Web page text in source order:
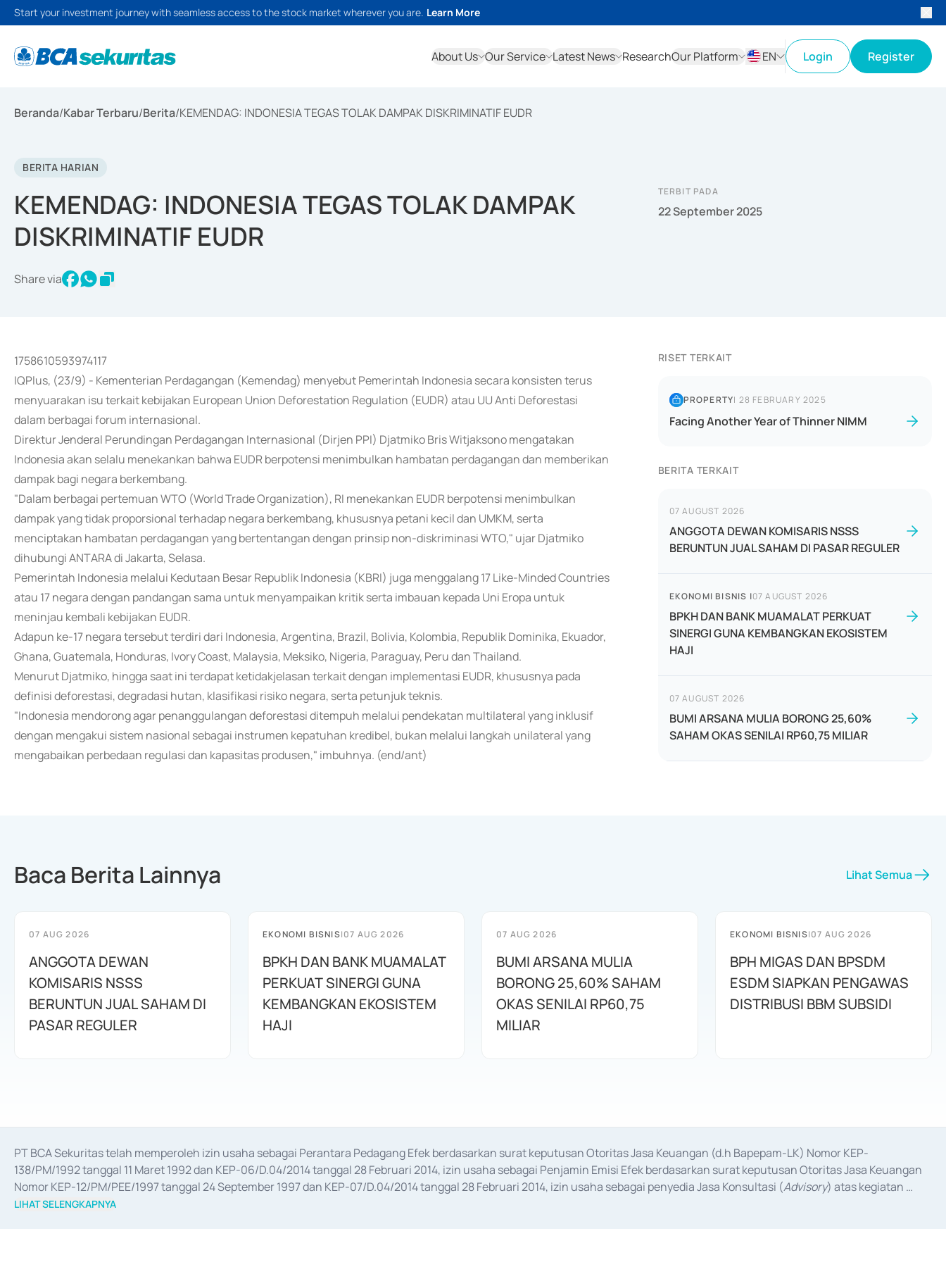
Start your investment journey with seamless access to the stock market wherever you are. Learn More
About Us Our Service Latest News ResearchOur Platform
EN
Login Register
Beranda/Kabar Terbaru/Berita/KEMENDAG: INDONESIA TEGAS TOLAK DAMPAK DISKRIMINATIF EUDR
BERITA HARIAN
KEMENDAG: INDONESIA TEGAS TOLAK DAMPAK
DISKRIMINATIF EUDR
Share via
TERBIT PADA
22 September 2025
1758610593974117
IQPlus, (23/9) - Kementerian Perdagangan (Kemendag) menyebut Pemerintah Indonesia secara konsisten terus
menyuarakan isu terkait kebijakan European Union Deforestation Regulation (EUDR) atau UU Anti Deforestasi
dalam berbagai forum internasional.
Direktur Jenderal Perundingan Perdagangan Internasional (Dirjen PPI) Djatmiko Bris Witjaksono mengatakan
Indonesia akan selalu menekankan bahwa EUDR berpotensi menimbulkan hambatan perdagangan dan memberikan
dampak bagi negara berkembang.
"Dalam berbagai pertemuan WTO (World Trade Organization), RI menekankan EUDR berpotensi menimbulkan
dampak yang tidak proporsional terhadap negara berkembang, khususnya petani kecil dan UMKM, serta
menciptakan hambatan perdagangan yang bertentangan dengan prinsip non-diskriminasi WTO," ujar Djatmiko
dihubungi ANTARA di Jakarta, Selasa.
Pemerintah Indonesia melalui Kedutaan Besar Republik Indonesia (KBRI) juga menggalang 17 Like-Minded Countries
atau 17 negara dengan pandangan sama untuk menyampaikan kritik serta imbauan kepada Uni Eropa untuk
meninjau kembali kebijakan EUDR.
Adapun ke-17 negara tersebut terdiri dari Indonesia, Argentina, Brazil, Bolivia, Kolombia, Republik Dominika, Ekuador,
Ghana, Guatemala, Honduras, Ivory Coast, Malaysia, Meksiko, Nigeria, Paraguay, Peru dan Thailand.
Menurut Djatmiko, hingga saat ini terdapat ketidakjelasan terkait dengan implementasi EUDR, khususnya pada
definisi deforestasi, degradasi hutan, klasifikasi risiko negara, serta petunjuk teknis.
"Indonesia mendorong agar penanggulangan deforestasi ditempuh melalui pendekatan multilateral yang inklusif
dengan mengakui sistem nasional sebagai instrumen kepatuhan kredibel, bukan melalui langkah unilateral yang
mengabaikan perbedaan regulasi dan kapasitas produsen," imbuhnya. (end/ant)
RISET TERKAIT
PROPERTY| 28 FEBRUARY 2025
Facing Another Year of Thinner NIMM
BERITA TERKAIT
07 AUGUST 2026
ANGGOTA DEWAN KOMISARIS NSSS
BERUNTUN JUAL SAHAM DI PASAR REGULER
EKONOMI BISNIS |07 AUGUST 2026
BPKH DAN BANK MUAMALAT PERKUAT
SINERGI GUNA KEMBANGKAN EKOSISTEM
HAJI
07 AUGUST 2026
BUMI ARSANA MULIA BORONG 25,60%
SAHAM OKAS SENILAI RP60,75 MILIAR
Baca Berita Lainnya Lihat Semua
07 AUG 2026
ANGGOTA DEWAN
KOMISARIS NSSS
BERUNTUN JUAL SAHAM DI
PASAR REGULER
EKONOMI BISNIS|07 AUG 2026
BPKH DAN BANK MUAMALAT
PERKUAT SINERGI GUNA
KEMBANGKAN EKOSISTEM
HAJI
07 AUG 2026
BUMI ARSANA MULIA
BORONG 25,60% SAHAM
OKAS SENILAI RP60,75
MILIAR
EKONOMI BISNIS|07 AUG 2026
BPH MIGAS DAN BPSDM
ESDM SIAPKAN PENGAWAS
DISTRIBUSI BBM SUBSIDI
PT BCA Sekuritas telah memperoleh izin usaha sebagai Perantara Pedagang Efek berdasarkan surat keputusan Otoritas Jasa Keuangan (d.h Bapepam-LK) Nomor KEP-
138/PM/1992 tanggal 11 Maret 1992 dan KEP-06/D.04/2014 tanggal 28 Februari 2014, izin usaha sebagai Penjamin Emisi Efek berdasarkan surat keputusan Otoritas Jasa Keuangan
Nomor KEP-12/PM/PEE/1997 tanggal 24 September 1997 dan KEP-07/D.04/2014 tanggal 28 Februari 2014, izin usaha sebagai penyedia Jasa Konsultasi (Advisory) atas kegiatan
merger, akuisisi, divestasi, dan
LIHAT SELENGKAPNYA